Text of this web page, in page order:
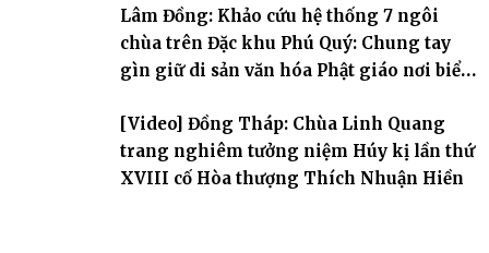
Lâm Đồng: Khảo cứu hệ thống 7 ngôi
chùa trên Đặc khu Phú Quý: Chung tay
gìn giữ di sản văn hóa Phật giáo nơi biển
[Video] Đồng Tháp: Chùa Linh Quang
trang nghiêm tưởng niệm Húy kị lần thứ
XVIII cố Hòa thượng Thích Nhuận Hiền